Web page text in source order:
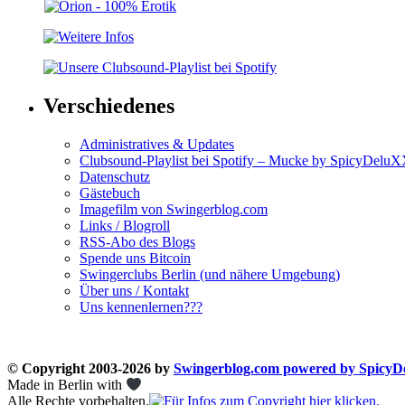
Verschiedenes
Administratives & Updates
Clubsound-Playlist bei Spotify – Mucke by
Datenschutz
Gästebuch
Imagefilm von Swingerblog.com
Links / Blogroll
RSS-Abo des Blogs
Spende uns Bitcoin
Swingerclubs Berlin (und nähere Umgebung)
Über uns / Kontakt
Uns kennenlernen???
© Copyright 2003-2026 by Swingerblog.com powered by
Made in Berlin with
Alle Rechte vorbehalten.